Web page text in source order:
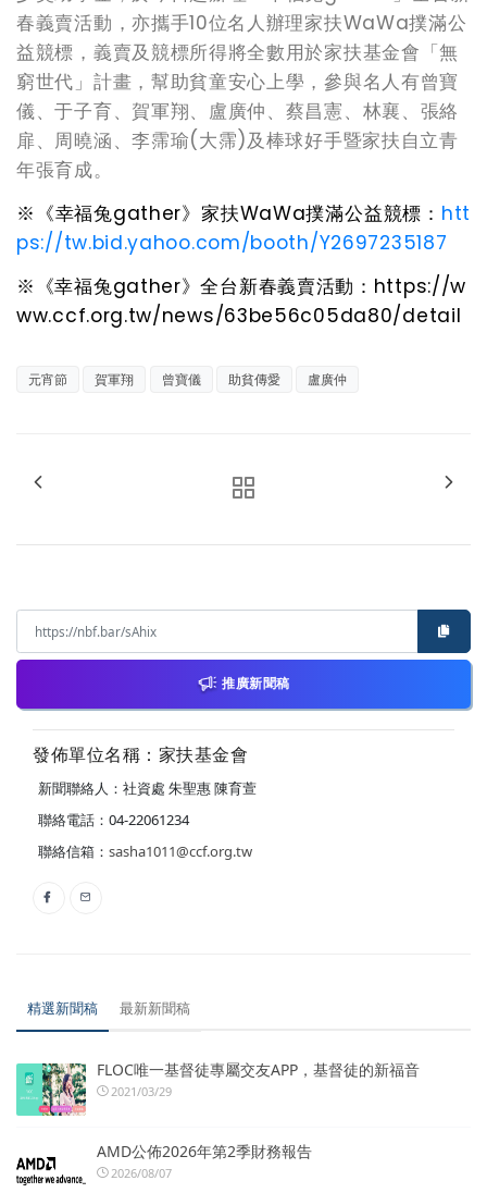
春義賣活動，亦攜手10位名人辦理家扶WaWa撲滿公
益競標，義賣及競標所得將全數用於家扶基金會「無
窮世代」計畫，幫助貧童安心上學，參與名人有曾寶
儀、于子育、賀軍翔、盧廣仲、蔡昌憲、林襄、張絡
扉、周曉涵、李霈瑜(大霈)及棒球好手暨家扶自立青
年張育成。
※《幸福兔gather》家扶WaWa撲滿公益競標： htt
ps://tw.bid.yahoo.com/booth/Y2697235187
※ 《幸福兔gather》全台新春義賣活動 ： https://w
ww.ccf.org.tw/news/63be56c05da80/detail
元宵節 賀軍翔 曾寶儀 助貧傳愛 盧廣仲
推廣新聞稿
發佈單位名稱：家扶基金會
新聞聯絡人：社資處 朱聖惠 陳育萱
聯絡電話：04-22061234
聯絡信箱： sasha1011@ccf.org.tw
精選新聞稿 最新新聞稿
FLOC唯一基督徒專屬交友APP，基督徒的新福音
2021/03/29
AMD公佈2026年第2季財務報告
2026/08/07